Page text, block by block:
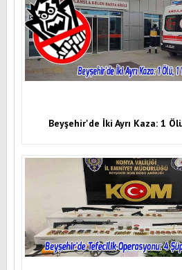
Beyşehir'de İki Ayrı Kaza: 1